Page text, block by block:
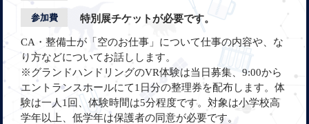
参加費 特別展チケットが必要です。
CA・整備士が「空のお仕事」について仕事の内容や、な
り方などについてお話しします。
※グランドハンドリングのVR体験は当日募集、9:00から
エントランスホールにて1日分の整理券を配布します。体
験は一人1回、体験時間は5分程度です。対象は小学校高
学年以上、低学年は保護者の同意が必要です。